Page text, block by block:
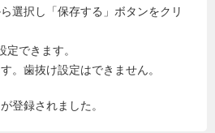
選択し「保存する」ボタンをクリ
できます。
。歯抜け設定はできません。
登録されました。